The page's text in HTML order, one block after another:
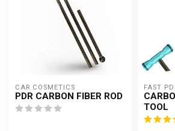
CAR COSMETICS
PDR CARBON FIBER ROD
FAST
TOOL